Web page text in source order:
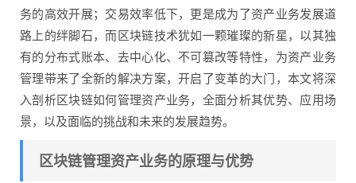
务的高效开展；交易效率低下，更是成为了资产业务发展道
路上的绊脚石，而区块链技术犹如一颗璀璨的新星，以其独
有的分布式账本、去中心化、不可篡改等特性，为资产业务
管理带来了全新的解决方案，开启了变革的大门，本文将深
入剖析区块链如何管理资产业务，全面分析其优势、应用场
景，以及面临的挑战和未来的发展趋势。
区块链管理资产业务的原理与优势